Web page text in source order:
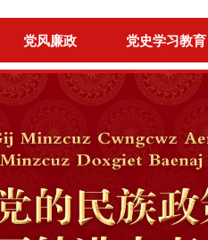
党风廉政 党史学习教育